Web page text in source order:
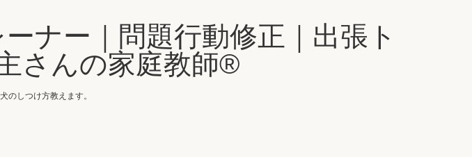
ナー｜問題行動修正｜出張ト
さんの家庭教師®️
のしつけ方教えます。